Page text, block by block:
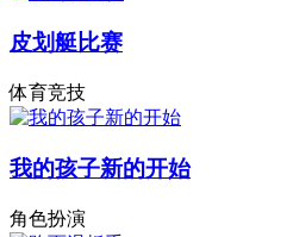
皮划艇比赛
体育竞技
我的孩子新的开始
角色扮演